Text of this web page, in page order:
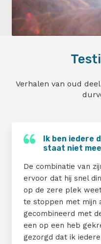
verslaving?
Maak nu een afspraak
Verhalen van oud
Ik ben iedere
staat niet
De combinatie van
ervoor dat hij snel
op de zere plek
te stoppen met mijn
gecombineerd met
een op een heb
gezorgd dat ik